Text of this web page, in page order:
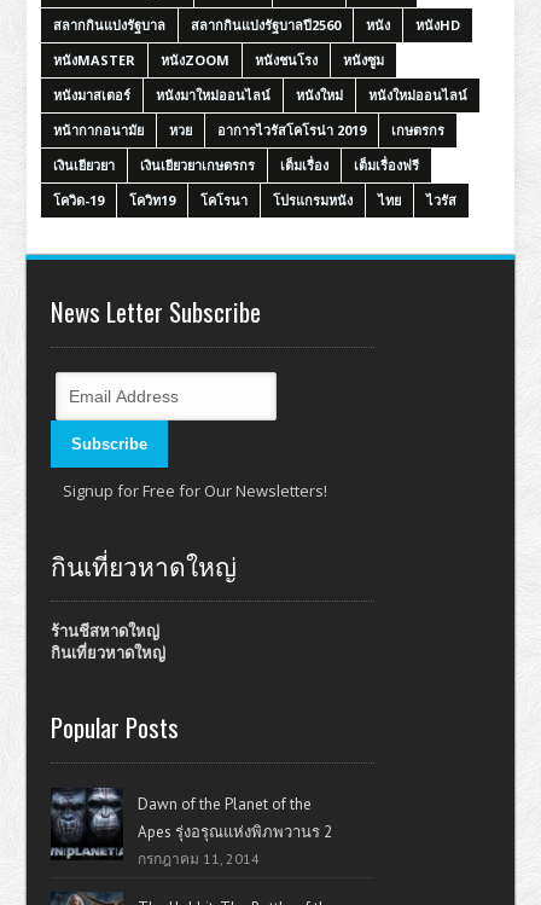
สลากกินแบ่งรัฐบาล
สลากกินแบ่งรัฐบาลปี2560 หนัง
หนังHD
หนังMASTER
หนังZOOM หนังชนโรง
หนังซูม
หนังมาสเตอร์
หนังมาใหม่ออนไลน์ หนังใหม่
หนังใหม่ออนไลน์
หน้ากากอนามัย
หวย อาการไวรัสโคโรน่า 2019
เกษตรกร
เงินเยียวยา
เงินเยียวยาเกษตรกร เต็มเรื่อง
เต็มเรื่องฟรี
โควิด-19
โควิท19 โคโรนา โปรแกรมหนัง ไทย ไวรัส
News Letter Subscribe
Signup for Free for Our Newsletters!
กินเที่ยวหาดใหญ่
ร้านชีสหาดใหญ่
กินเที่ยวหาดใหญ่
Popular Posts
Dawn of the Planet of the
Apes รุ่งอรุณแห่งพิภพวานร 2
กรกฎาคม 11, 2014